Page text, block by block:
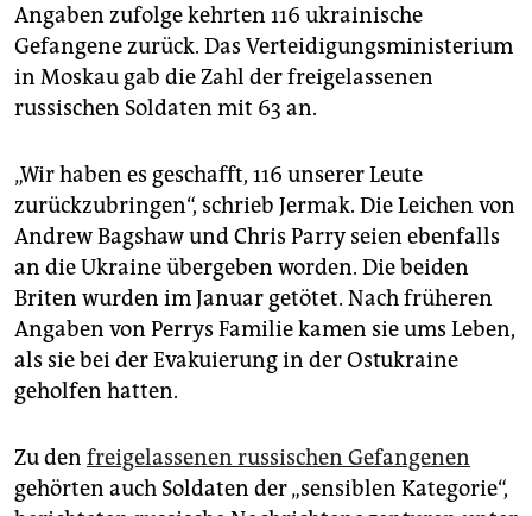
Angaben zufolge kehrten 116 ukrainische
Gefangene zurück. Das Verteidigungsministerium
in Moskau gab die Zahl der freigelassenen
russischen Soldaten mit 63 an.
„Wir haben es geschafft, 116 unserer Leute
zurückzubringen“, schrieb Jermak. Die Leichen von
Andrew Bagshaw und Chris Parry seien ebenfalls
an die Ukraine übergeben worden. Die beiden
Briten wurden im Januar getötet. Nach früheren
Angaben von Perrys Familie kamen sie ums Leben,
als sie bei der Evakuierung in der Ostukraine
geholfen hatten.
Zu den freigelassenen russischen Gefangenen
gehörten auch Soldaten der „sensiblen Kategorie“,